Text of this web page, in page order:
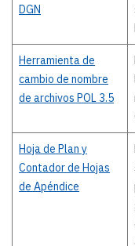
DGN
Herramienta de
cambio de nombre
de archivos POL 3.5
Hoja de Plan y
Contador de Hojas
de Apéndice